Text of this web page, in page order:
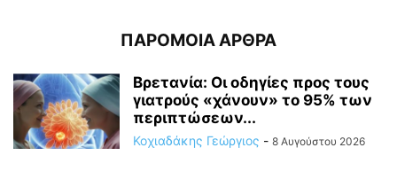
ΠΑΡΟΜΟΙΑ ΑΡΘΡΑ
Βρετανία: Οι οδηγίες προς τους
γιατρούς «χάνουν» το 95% των
περιπτώσεων...
Κοχιαδάκης Γεώργιος - 8 Αυγούστου 2026